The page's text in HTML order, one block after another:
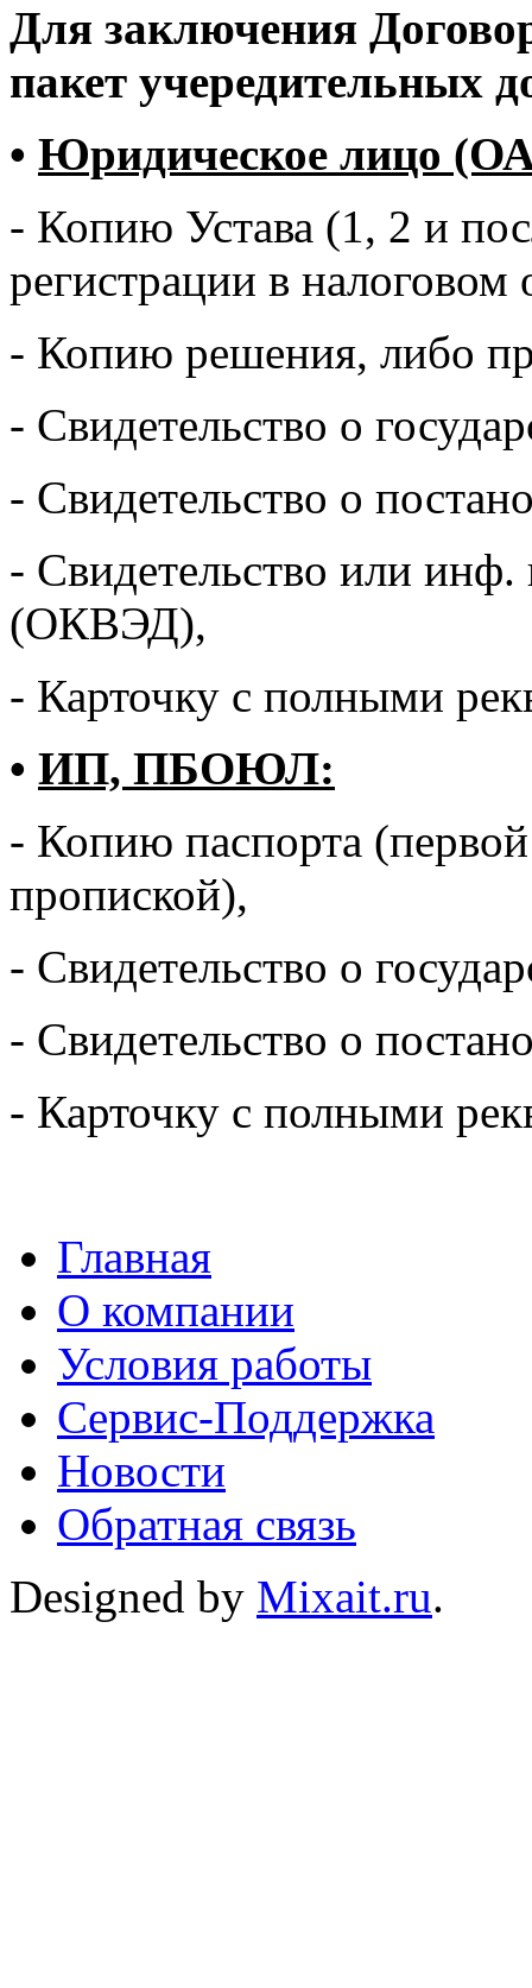
Для заключения
пакет учередительных
• Юридическое лицо
- Копию Устава (1, 2 и
регистрации в налоговом
- Копию решения, либо
- Свидетельство о
- Свидетельство о
- Свидетельство или инф.
(ОКВЭД),
- Карточку с полными
• ИП, ПБОЮЛ:
- Копию паспорта
пропиской),
- Свидетельство о
- Свидетельство о
- Карточку с полными
Главная
О компании
Условия работы
Сервис-Поддержка
Новости
Обратная связь
Designed by Mixait.ru.